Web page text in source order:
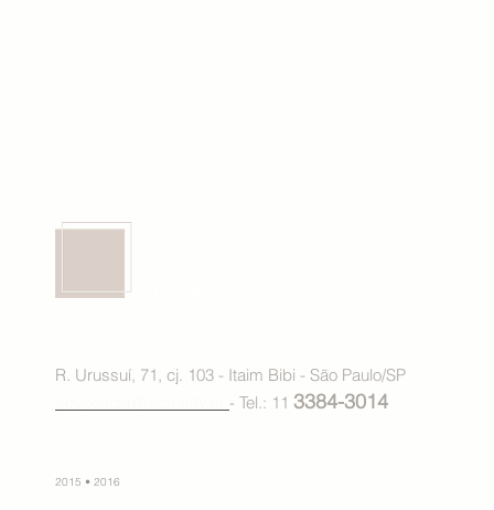
R. Urussuí, 71, cj. 103 - Itaim Bibi - São Paulo/SP
- Tel.: 11 3384-3014
2015 • 2016